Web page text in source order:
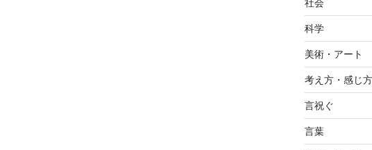
社会
科学
美術・アート
考え方・感じ方
言祝ぐ
言葉